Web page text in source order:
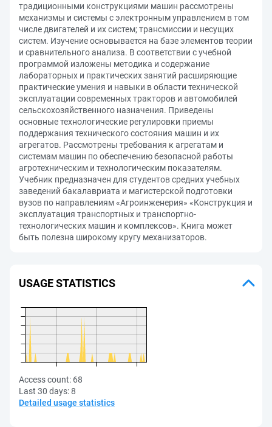
традиционными конструкциями машин рассмотрены
механизмы и системы с электронным управлением в том
числе двигателей и их систем; трансмиссии и несущих
систем. Изучение основывается на базе элементов теории
и сравнительного анализа. В соответствии с учебной
программой изложены методика и содержание
лабораторных и практических занятий расширяющие
практические умения и навыки в области технической
эксплуатации современных тракторов и автомобилей
сельскохозяйственного назначения. Приведены
основные технологические регулировки приемы
поддержания технического состояния машин и их
агрегатов. Рассмотрены требования к агрегатам и
системам машин по обеспечению безопасной работы
агротехническим и технологическим показателям.
Учебник предназначен для студентов средних учебных
заведений бакалавриата и магистерской подготовки
вузов по направлениям «Агроинженерия» «Конструкция и
эксплуатация транспортных и транспортно-
технологических машин и комплексов». Книга может
быть полезна широкому кругу механизаторов.
USAGE STATISTICS
Access count: 68
Last 30 days:8
Detailed usage statistics